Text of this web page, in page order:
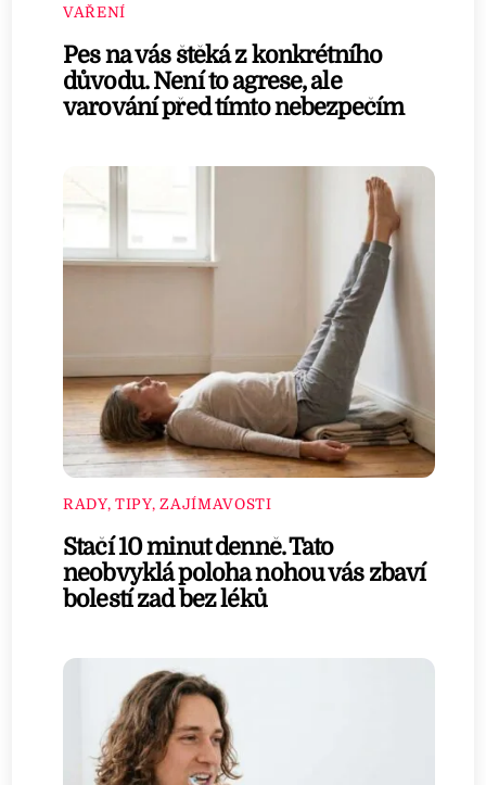
VAŘENÍ
Pes na vás štěká z konkrétního
důvodu. Není to agrese, ale
varování před tímto nebezpečím
RADY, TIPY, ZAJÍMAVOSTI
Stačí 10 minut denně. Tato
neobvyklá poloha nohou vás zbaví
bolestí zad bez léků